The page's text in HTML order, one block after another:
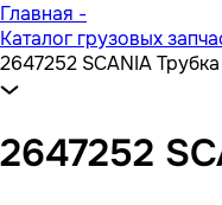
Главная -
Каталог грузовых
2647252 SCANIA
2647252